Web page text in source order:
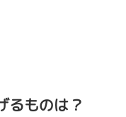
るものは？